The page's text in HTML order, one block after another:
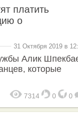
платить
о
31 Октября 2019 в
Алик
которые
7314 0 0